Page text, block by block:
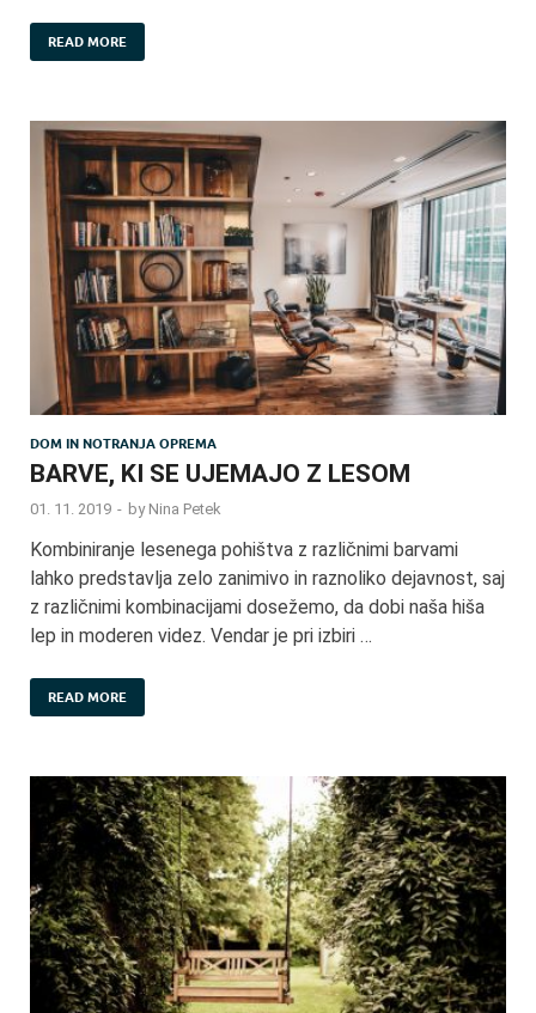
READ MORE
DOM IN NOTRANJA OPREMA
BARVE, KI SE UJEMAJO Z LESOM
01. 11. 2019 - by Nina Petek
Kombiniranje lesenega pohištva z različnimi barvami
lahko predstavlja zelo zanimivo in raznoliko dejavnost, saj
z različnimi kombinacijami dosežemo, da dobi naša hiša
lep in moderen videz. Vendar je pri izbiri …
READ MORE